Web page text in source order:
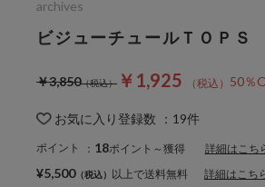
ビジューチュールＴＯＰＳ
￥1,925 50％
￥3,850
お気に入り登録数 ： 19件
ポイント ： 18ポイント～獲得 詳細はこち
archives
¥5,500 以上で送料無料 詳細はこち